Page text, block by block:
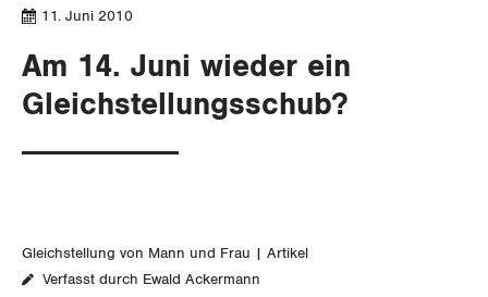
THEMEN
Flankierende Massnahmen und
Personenfreizügigkeit
Finanzen und Steuerpolitik
SOZIALPOLITIK
11. Juni 2010
Am 14. Juni wieder ein
Gleichstellungsschub?
Gleichstellung von Mann und Frau
Artikel
Verfasst durch Ewald Ackermann